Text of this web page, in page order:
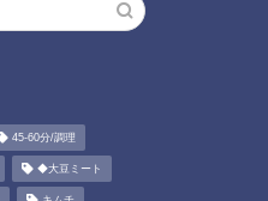
45-60分/調理
◆大豆ミート